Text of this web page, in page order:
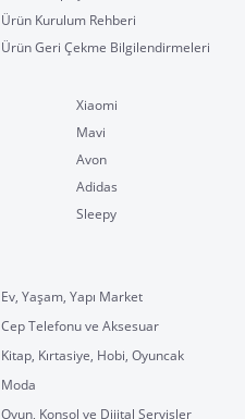
Ürün Kurulum Rehberi
Ürün Geri Çekme Bilgilendirmeleri
Xiaomi
Mavi
Avon
Adidas
Sleepy
Ev, Yaşam, Yapı Market
Cep Telefonu ve Aksesuar
Kitap, Kırtasiye, Hobi, Oyuncak
Moda
Oyun, Konsol ve Dijital Servisler